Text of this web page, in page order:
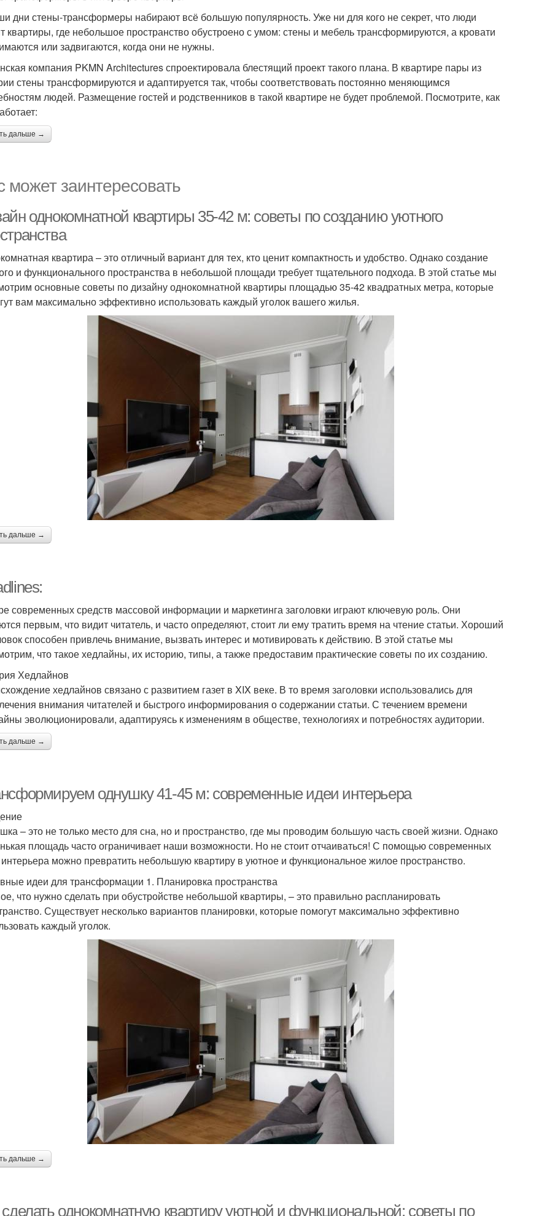
дни стены-трансформеры набирают всё большую популярность. Уже ни для кого не секрет, что люди
квартиры, где небольшое пространство обустроено с умом: стены и мебель трансформируются, а кровати
или задвигаются, когда они не нужны.
компания PKMN Architectures спроектировала блестящий проект такого плана. В квартире пары из
стены трансформируются и адаптируется так, чтобы соответствовать постоянно меняющимся
людей. Размещение гостей и родственников в такой квартире не будет проблемой. Посмотрите, как
дальше →
может заинтересовать
однокомнатной квартиры 35-42 м: советы по созданию уютного
квартира – это отличный вариант для тех, кто ценит компактность и удобство. Однако создание
и функционального пространства в небольшой площади требует тщательного подхода. В этой статье мы
основные советы по дизайну однокомнатной квартиры площадью 35-42 квадратных метра, которые
вам максимально эффективно использовать каждый уголок вашего жилья.
дальше →
современных средств массовой информации и маркетинга заголовки играют ключевую роль. Они
первым, что видит читатель, и часто определяют, стоит ли ему тратить время на чтение статьи. Хороший
способен привлечь внимание, вызвать интерес и мотивировать к действию. В этой статье мы
что такое хедлайны, их историю, типы, а также предоставим практические советы по их созданию.
Хедлайнов
хедлайнов связано с развитием газет в XIX веке. В то время заголовки использовались для
внимания читателей и быстрого информирования о содержании статьи. С течением времени
эволюционировали, адаптируясь к изменениям в обществе, технологиях и потребностях аудитории.
дальше →
однушку 41-45 м: современные идеи интерьера
– это не только место для сна, но и пространство, где мы проводим большую часть своей жизни. Однако
площадь часто ограничивает наши возможности. Но не стоит отчаиваться! С помощью современных
можно превратить небольшую квартиру в уютное и функциональное жилое пространство.
идеи для трансформации 1. Планировка пространства
что нужно сделать при обустройстве небольшой квартиры, – это правильно распланировать
Существует несколько вариантов планировки, которые помогут максимально эффективно
каждый уголок.
дальше →
сделать однокомнатную квартиру уютной и функциональной: советы по